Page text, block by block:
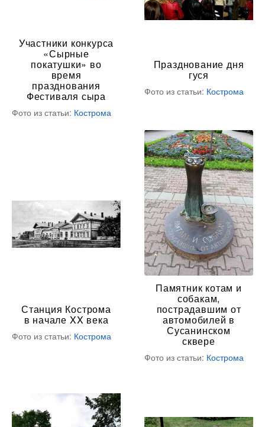
Участники конкурса
«Сырные
покатушки» во
время
празднования
Фестиваля сыра
Фото из статьи: Кострома
Празднование дня
гуся
Фото из статьи: Кострома
Станция Кострома
в начале XX века
Фото из статьи: Кострома
Памятник котам и
собакам,
пострадавшим от
автомобилей в
Сусанинском
сквере
Фото из статьи: Кострома